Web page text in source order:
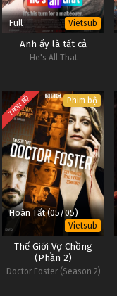
Full Vietsub
Anh ấy là tất cả
He's All That
TRỌN BỘ Phim bộ
Hoàn Tất (05/05)
Vietsub
Thế Giới Vợ Chồng
(Phần 2)
Doctor Foster (Season 2)